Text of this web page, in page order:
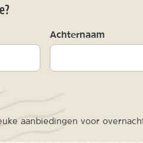
Achternaam
aanbiedingen voor